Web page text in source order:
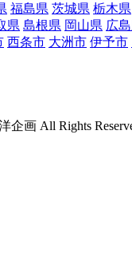
福島県 茨城県 栃木県
県 島根県 岡山県 広
西条市 大洲市 伊予市
企画 All Rights